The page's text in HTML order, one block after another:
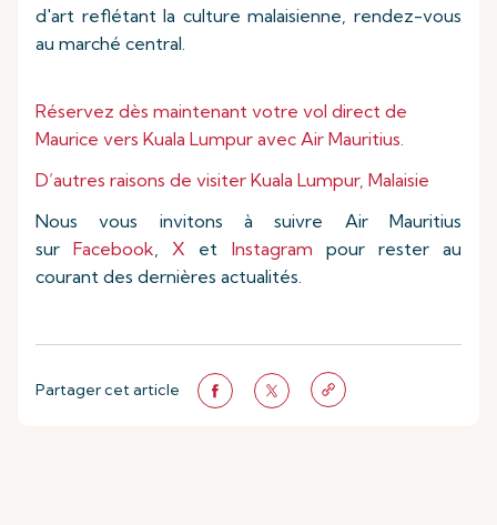
d'art reflétant la culture malaisienne, rendez-vous
au marché central.
Réservez dès maintenant votre vol direct de
Maurice vers Kuala Lumpur avec Air Mauritius.
D’autres raisons de visiter Kuala Lumpur, Malaisie
Nous vous invitons à suivre Air Mauritius
surFacebook,X et Instagram pour rester au
courant des dernières actualités.
Partager cet article